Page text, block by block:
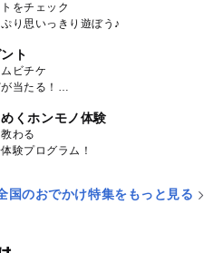
をチェック
り思いっきり遊ぼう♪
ト
ビチケ
当たる！
くホンモノ体験
わる
験プログラム！
国のおでかけ特集をもっと見る